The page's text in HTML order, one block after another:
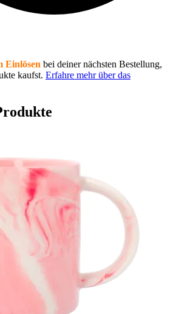
Einlösen bei deiner nächsten Bestellung,
kaufst. Erfahre mehr über das